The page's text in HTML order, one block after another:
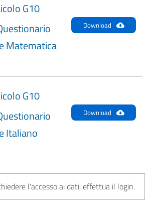
G10
Matematica
Download
G10
Italiano
Download
l'accesso ai dati, effettua il login.